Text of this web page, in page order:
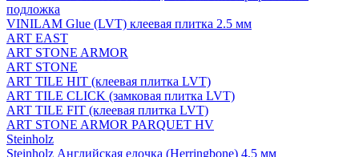
подложка
VINILAM Glue (LVT) клеевая плитка 2.5 мм
ART EAST
ART STONE ARMOR
ART STONE
ART TILE HIT (клеевая плитка LVT)
ART TILE CLICK (замковая плитка LVT)
ART TILE FIT (клеевая плитка LVT)
ART STONE ARMOR PARQUET HV
Steinholz
Steinholz Английская елочка (Herringbone) 4,5 мм